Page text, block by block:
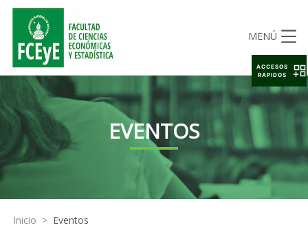
MENÚ
EVENTOS
Inicio > Eventos
ACCESOS
RAPIDOS